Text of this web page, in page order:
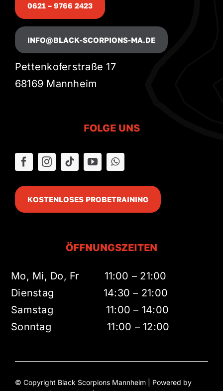
0621 – 9766 2423
INFO@BLACK-SCORPIONS-MA.DE
Pettenkoferstraße 17
68169 Mannheim
ÖFFNUNGSZEITEN
Mo, Mi, Do, Fr 11:00 – 21:00
Dienstag 14:30 – 21:00
Samstag 11:00 – 14:00
Sonntag 11:00 – 12:00
FOLGE UNS
KOSTENLOSES PROBETRAINING
© Copyright Black Scorpions Mannheim | Powered by